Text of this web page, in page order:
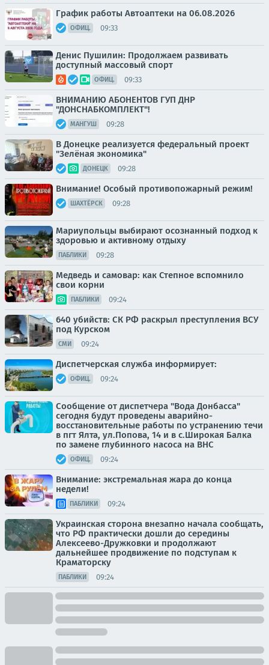
График работы Автоаптеки на 06.08.2026
ОФИЦ. 09:33
Денис Пушилин: Продолжаем развивать
доступный массовый спорт
ОФИЦ. 09:33
ВНИМАНИЮ АБОНЕНТОВ ГУП ДНР
"ДОНСНАБКОМПЛЕКТ"!
МАНГУШ 09:28
В Донецке реализуется федеральный проект
"Зелёная экономика"
ДОНЕЦК 09:28
Внимание! Особый противопожарный режим!
ШАХТЁРСК 09:28
Мариупольцы выбирают осознанный подход к
здоровью и активному отдыху
ПАБЛИКИ 09:28
Медведь и самовар: как Степное вспомнило
свои корни
ПАБЛИКИ 09:24
640 убийств: СК РФ раскрыл преступления ВСУ
под Курском
СМИ 09:24
Диспетчерская служба информирует:
ОФИЦ. 09:24
Сообщение от диспетчера "Вода Донбасса"
сегодня будут проведены аварийно-
восстановительные работы по устранению течи
в пгт Ялта, ул.Попова, 14 и в с.Широкая Балка
по замене глубинного насоса на ВНС
ОФИЦ. 09:24
Внимание: экстремальная жара до конца
недели!
ПАБЛИКИ 09:24
Украинская сторона внезапно начала сообщать,
что РФ практически дошли до середины
Алексеево-Дружковки и продолжают
дальнейшее продвижение по подступам к
Краматорску
ПАБЛИКИ 09:24